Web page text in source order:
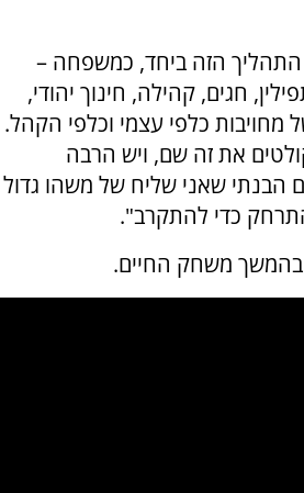
התהליך הזה ביחד, כמשפחה –
חגים, קהילה, חינוך יהודי,
מחויבות כלפי עצמי וכלפי הקהל.
את זה שם, ויש הרבה
הבנתי שאני שליח של משהו גדול
כדי להתקרב".
משחק החיים.